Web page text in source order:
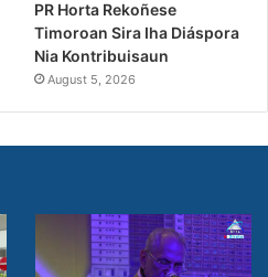
PR Horta Rekoñese
Timoroan Sira Iha Diáspora
Nia Kontribuisaun
August 5, 2026